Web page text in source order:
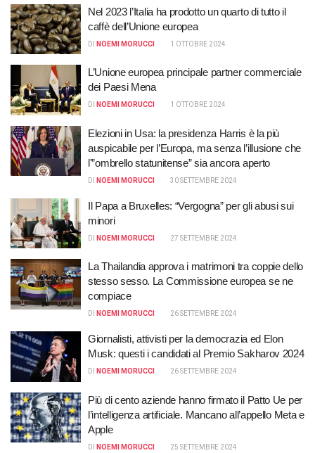
Nel 2023 l’Italia ha prodotto un quarto di tutto il
caffè dell’Unione europea
DI NOEMI MORUCCI 1 OTTOBRE 2024
L’Unione europea principale partner commerciale
dei Paesi Mena
DI NOEMI MORUCCI 1 OTTOBRE 2024
Elezioni in Usa: la presidenza Harris è la più
auspicabile per l’Europa, ma senza l’illusione che
l'”ombrello statunitense” sia ancora aperto
DI NOEMI MORUCCI 30 SETTEMBRE 2024
Il Papa a Bruxelles: “Vergogna” per gli abusi sui
minori
DI NOEMI MORUCCI 27 SETTEMBRE 2024
La Thailandia approva i matrimoni tra coppie dello
stesso sesso. La Commissione europea se ne
compiace
DI NOEMI MORUCCI 26 SETTEMBRE 2024
Giornalisti, attivisti per la democrazia ed Elon
Musk: questi i candidati al Premio Sakharov 2024
DI NOEMI MORUCCI 26 SETTEMBRE 2024
Più di cento aziende hanno firmato il Patto Ue per
l’intelligenza artificiale. Mancano all’appello Meta e
Apple
DI NOEMI MORUCCI 25 SETTEMBRE 2024